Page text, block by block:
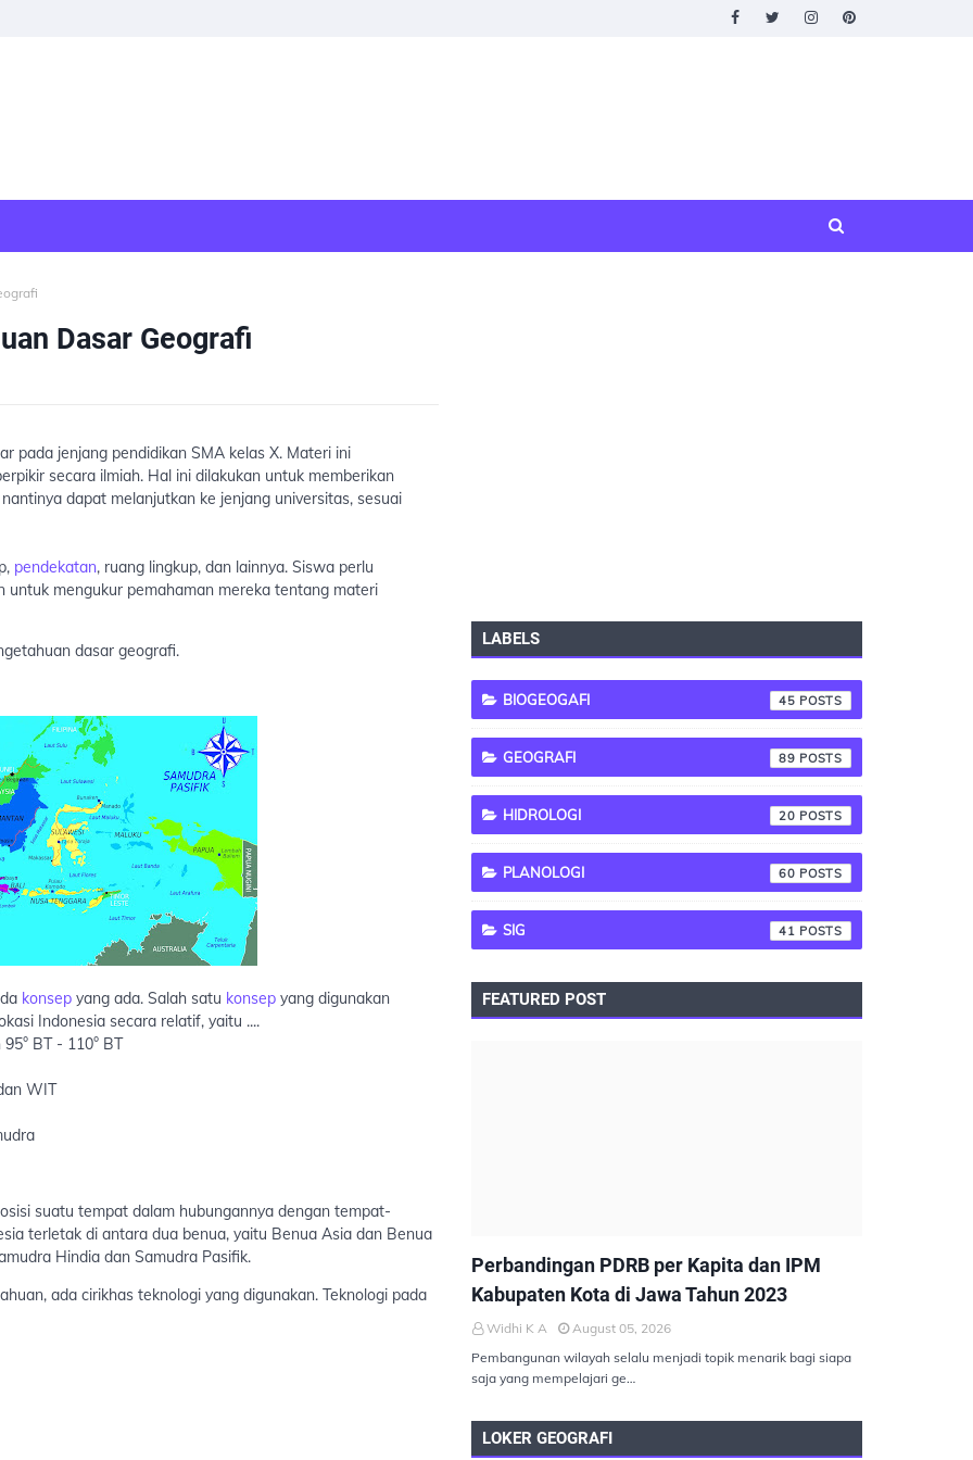
Dasar Geografi
pada jenjang pendidikan SMA kelas X. Materi ini
secara ilmiah. Hal ini dilakukan untuk memberikan
dapat melanjutkan ke jenjang universitas, sesuai
pendekatan, ruang lingkup, dan lainnya. Siswa perlu
untuk mengukur pemahaman mereka tentang materi
dasar geografi.
konsep yang ada. Salah satu konsep yang digunakan
Indonesia secara relatif, yaitu ....
BT - 110° BT
WIT
suatu tempat dalam hubungannya dengan tempat-
terletak di antara dua benua, yaitu Benua Asia dan Benua
Hindia dan Samudra Pasifik.
ada cirikhas teknologi yang digunakan. Teknologi pada
LABELS
BIOGEOGAFI 45
GEOGRAFI 89
HIDROLOGI 20
PLANOLOGI 60
SIG 41
FEATURED POST
Perbandingan PDRB per Kapita dan IPM
Kabupaten Kota di Jawa Tahun 2023
Widhi K A
August 05, 2026
Pembangunan wilayah selalu menjadi topik menarik bagi siapa
saja yang mempelajari ge…
LOKER GEOGRAFI